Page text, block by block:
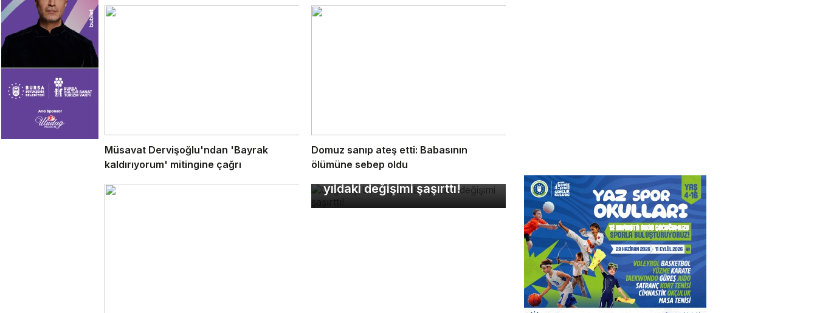
Müsavat Dervişoğlu'ndan 'Bayrak
kaldırıyorum' mitingine çağrı
Domuz sanıp ateş etti: Babasının
ölümüne sebep oldu
Çağatay Ulusoy'un bir
yıldaki değişimi şaşırttı!